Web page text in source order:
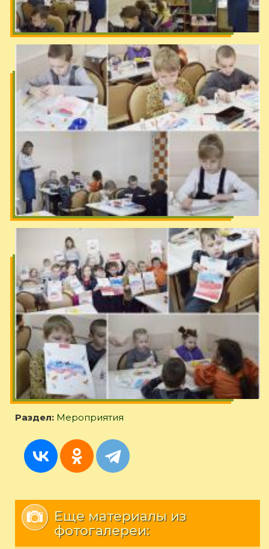
Раздел: Мероприятия
Еще материалы из
фотогалереи: